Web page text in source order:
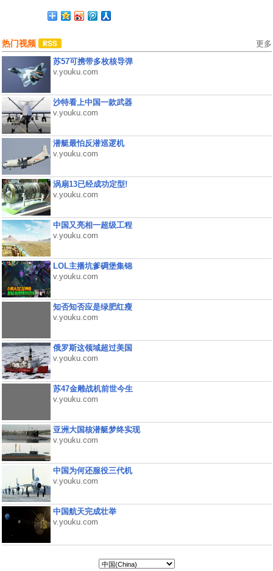
热门视频 更多
苏57可携带多枚核导弹
v.youku.com
沙特看上中国一款武器
v.youku.com
潜艇最怕反潜巡逻机
v.youku.com
涡扇13已经成功定型!
v.youku.com
中国又亮相一超级工程
v.youku.com
LOL主播坑爹碉堡集锦
v.youku.com
知否知否应是绿肥红瘦
v.youku.com
俄罗斯这领域超过美国
v.youku.com
苏47金雕战机前世今生
v.youku.com
亚洲大国核潜艇梦终实现
v.youku.com
中国为何还服役三代机
v.youku.com
中国航天完成壮举
v.youku.com